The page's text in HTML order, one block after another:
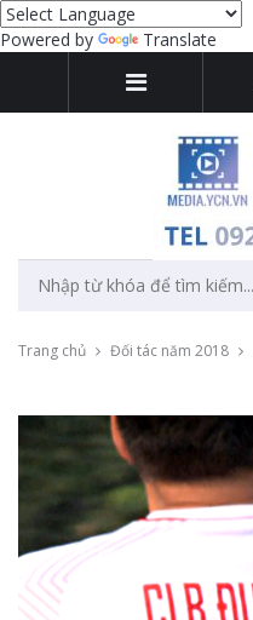
Powered by Translate
Trang chủ Đối tác năm 2018